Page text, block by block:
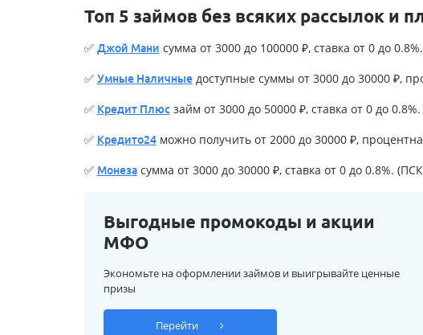
Топ 5 займов без всяких рассылок и
✅ Джой Мани сумма от 3000 до 100000 ₽, ставка от 0 до
✅ Умные Наличныедоступные суммы от 3000 до 30000 ₽,
✅ Кредит Плюсзайм от 3000 до 50000 ₽, ставка от 0 до
✅ Кредито24можно получить от 2000 до 30000 ₽,
✅ Монезасумма от 3000 до 30000 ₽, ставка от 0 до 0.8%.
Выгодные промокоды и акции
МФО
Экономьте на оформлении займов и выигрывайте ценные
призы
Перейти